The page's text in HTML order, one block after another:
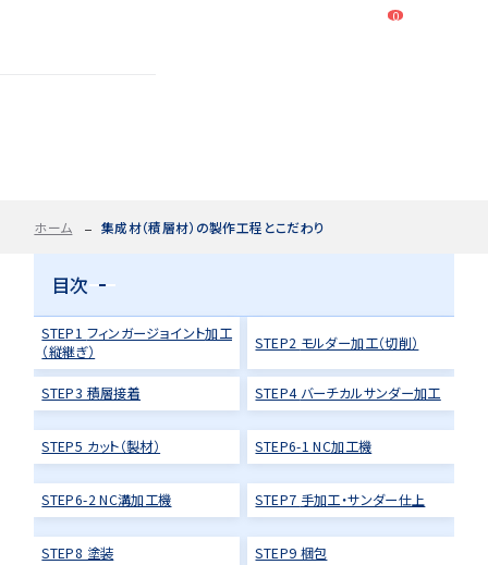
0
種類から選ぶ 樹種一覧 ぶ
特注対応
今すぐお見積もり依頼
関連商品 サンプルのご購入
Tel. 0584-33-2070
営業時間 9:00〜17:00（土日祝 定休）
ホーム 集成材（積層材）の製作工程とこだわり
目次
STEP1 フィンガージョイント加工
（縦継ぎ）
STEP2 モルダー加工（切削）
STEP3 積層接着 STEP4 バーチカルサンダー加工
STEP5 カット（製材） STEP6-1 NC加工機
STEP6-2 NC溝加工機 STEP7 手加工・サンダー仕上
STEP8 塗装 STEP9 梱包